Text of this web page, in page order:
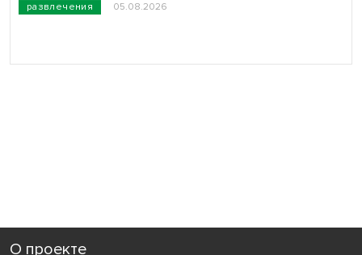
развлечения 05.08.2026
О проекте